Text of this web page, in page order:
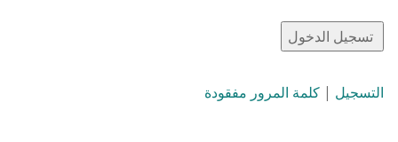
التسجيل | كلمة المرور مفقودة